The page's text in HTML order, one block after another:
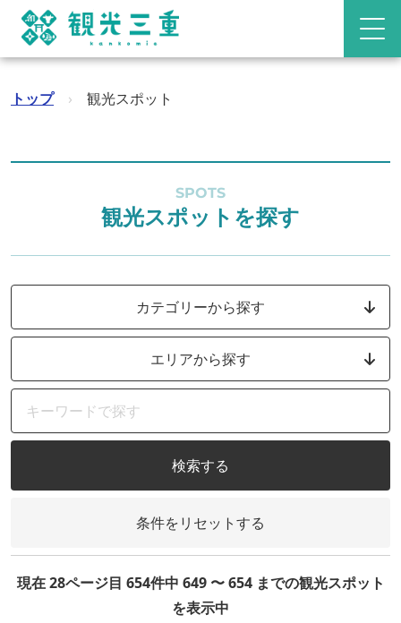
トップ › 観光スポット
SPOTS
観光スポットを探す
カテゴリーから探す
エリアから探す
検索する
条件をリセットする
現在 28ページ目 654件中 649 〜 654 までの観光スポット
を表示中